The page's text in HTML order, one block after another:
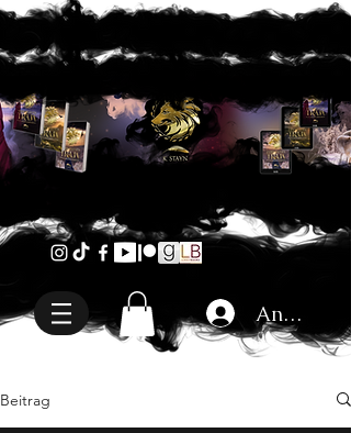
Anmelden
Beitrag